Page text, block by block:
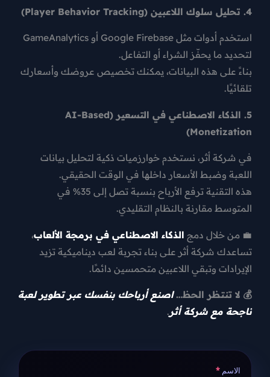
4. تحليل سلوك اللاعبين (Player Behavior Tracking)
استخدم أدوات مثل Google Firebase أو GameAnalytics
لتحديد ما يحفّز الشراء أو التفاعل.
بناءً على هذه البيانات، يمكنك تخصيص عروضك وأسعارك
تلقائيًا.
5. الذكاء الاصطناعي في التسعير (AI-Based
Monetization)
في شركة أثر، نستخدم خوارزميات ذكية لتحليل بيانات
اللعبة وضبط الأسعار داخلها في الوقت الحقيقي.
هذه التقنية ترفع الأرباح بنسبة تصل إلى 35%
في
المتوسط مقارنة بالنظام التقليدي.
💼 من خلال دمج الذكاء الاصطناعي في برمجة الألعاب،
تساعدك شركة أثر على بناء تجربة لعب ديناميكية تزيد
الإيرادات وتبقي اللاعبين متحمسين دائمًا.
💰 لا تنتظر الحظ… اصنع أرباحك بنفسك عبر تطوير لعبة
ناجحة مع شركة أثر .
الاسم